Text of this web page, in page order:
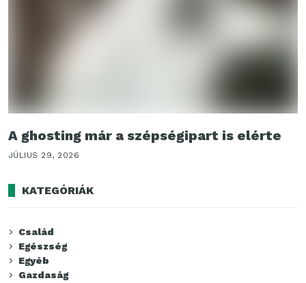
A ghosting már a szépségipart is elérte
JÚLIUS 29, 2026
KATEGÓRIÁK
Család
Egészség
Egyéb
Gazdaság